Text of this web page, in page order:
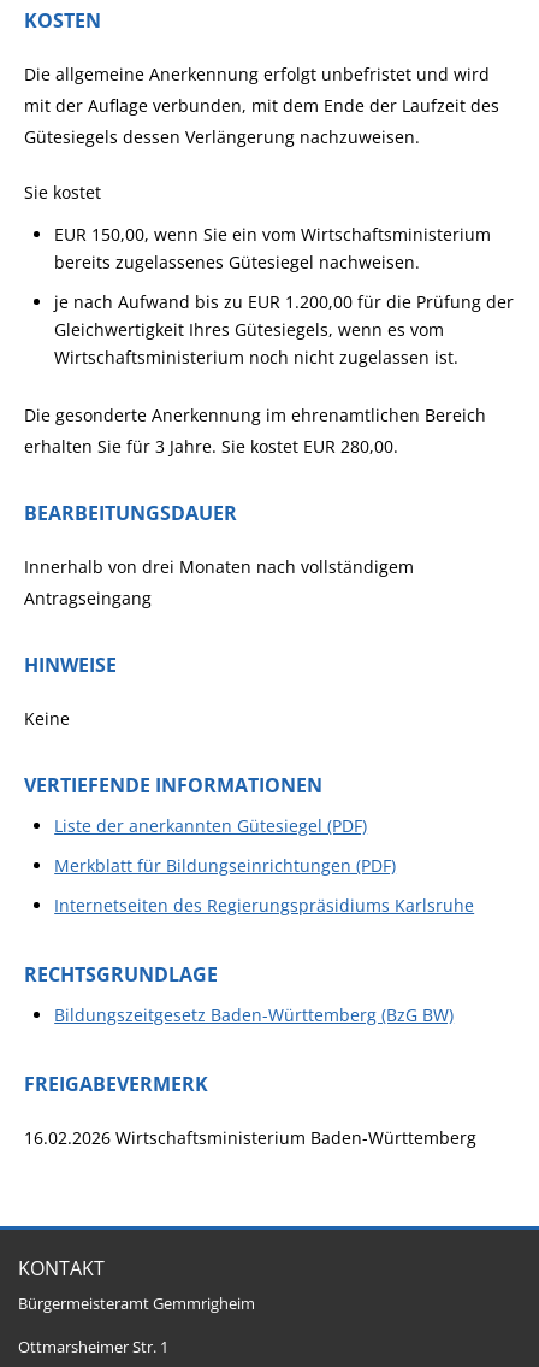
KOSTEN
Die allgemeine Anerkennung erfolgt unbefristet und wird
mit der Auflage verbunden, mit dem Ende der Laufzeit des
Gütesiegels dessen Verlängerung nachzuweisen.
Sie kostet
EUR 150,00, wenn Sie ein vom Wirtschaftsministerium
bereits zugelassenes Gütesiegel nachweisen.
je nach Aufwand bis zu EUR 1.200,00 für die Prüfung der
Gleichwertigkeit Ihres Gütesiegels, wenn es vom
Wirtschaftsministerium noch nicht zugelassen ist.
Die gesonderte Anerkennung im ehrenamtlichen Bereich
erhalten Sie für 3 Jahre. Sie kostet EUR 280,00.
BEARBEITUNGSDAUER
Innerhalb von drei Monaten nach vollständigem
Antragseingang
HINWEISE
Keine
VERTIEFENDE INFORMATIONEN
Liste der anerkannten Gütesiegel (PDF)
Merkblatt für Bildungseinrichtungen (PDF)
Internetseiten des Regierungspräsidiums Karlsruhe
RECHTSGRUNDLAGE
Bildungszeitgesetz Baden-Württemberg (BzG BW)
FREIGABEVERMERK
16.02.2026 Wirtschaftsministerium Baden-Württemberg
KONTAKT
Bürgermeisteramt Gemmrigheim
Ottmarsheimer Str. 1